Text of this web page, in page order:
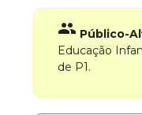
group Público-
Educação
de P1.